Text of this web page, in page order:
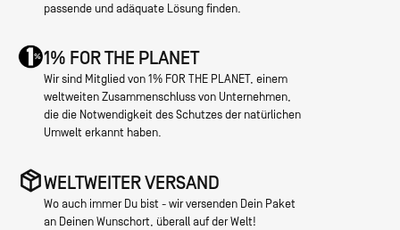
passende und adäquate Lösung finden.
1% FOR THE PLANET
Wir sind Mitglied von 1% FOR THE PLANET, einem
weltweiten Zusammenschluss von Unternehmen,
die die Notwendigkeit des Schutzes der natürlichen
Umwelt erkannt haben.
WELTWEITER VERSAND
Wo auch immer Du bist - wir versenden Dein Paket
an Deinen Wunschort, überall auf der Welt!